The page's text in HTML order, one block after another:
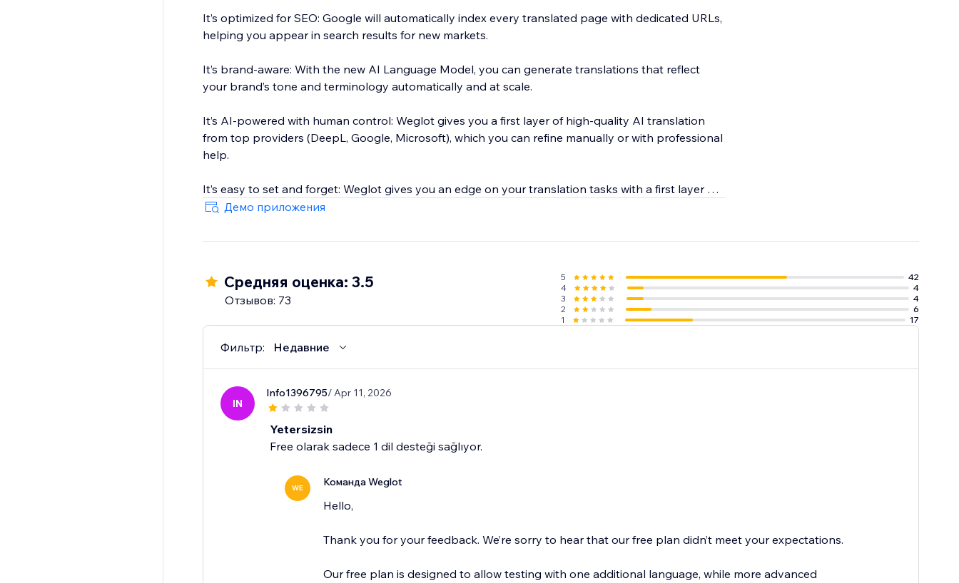
It’s optimized for SEO: Google will automatically index every translated page with dedicated URLs,
helping you appear in search results for new markets.
It’s brand-aware: With the new AI Language Model, you can generate translations that reflect
your brand’s tone and terminology automatically and at scale.
It’s AI-powered with human control: Weglot gives you a first layer of high-quality AI translation
from top providers (DeepL, Google, Microsoft), which you can refine manually or with professional
help.
It’s easy to set and forget: Weglot gives you an edge on your translation tasks with a first layer of
automatic translation provided by the best machine learning providers.
It takes translation seriously: Weglot lets you order from vetted professional translators directly
Демо приложения
Средняя оценка: 3.5
Отзывов: 73
5
42
4
4
3
4
2
6
1
17
Фильтр: Недавние
IN
Info1396795/ Apr 11, 2026
Yetersizsin
Free olarak sadece 1 dil desteği sağlıyor.
WE Команда Weglot
Hello,
Thank you for your feedback. We’re sorry to hear that our free plan didn’t meet your expectations.
Our free plan is designed to allow testing with one additional language, while more advanced